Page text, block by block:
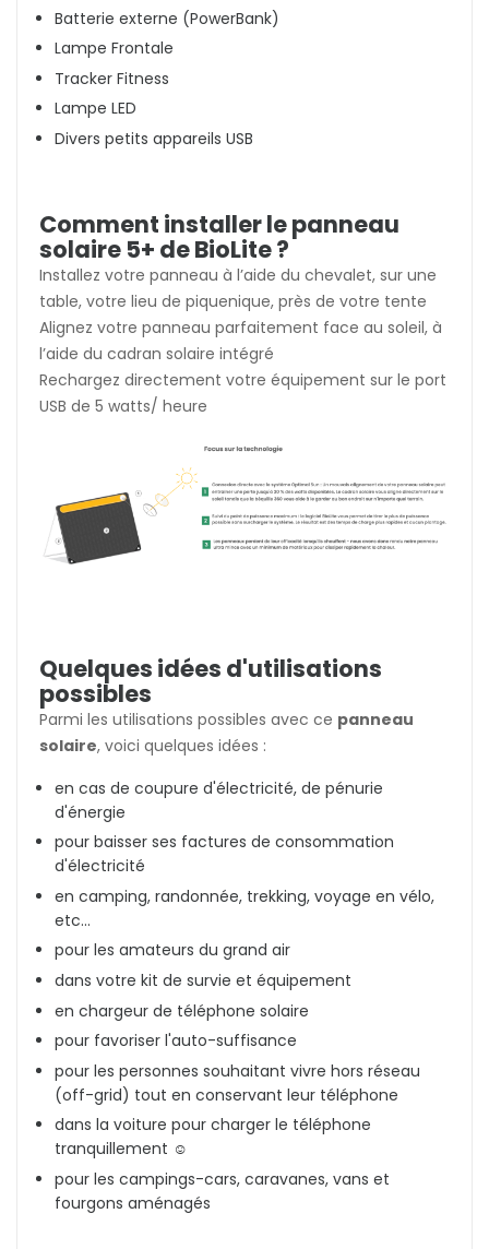
Batterie externe (PowerBank)
Lampe Frontale
Tracker Fitness
Lampe LED
Divers petits appareils USB
Comment installer le panneau
solaire 5+ de BioLite ?
Installez votre panneau à l’aide du chevalet, sur une
table, votre lieu de piquenique, près de votre tente
Alignez votre panneau parfaitement face au soleil, à
l’aide du cadran solaire intégré
Rechargez directement votre équipement sur le port
USB de 5 watts/ heure
Quelques idées d'utilisations
possibles
Parmi les utilisations possibles avec ce panneau
solaire, voici quelques idées :
en cas de coupure d'électricité, de pénurie
d'énergie
pour baisser ses factures de consommation
d'électricité
en camping, randonnée, trekking, voyage en vélo,
etc...
pour les amateurs du grand air
dans votre kit de survie et équipement
en chargeur de téléphone solaire
pour favoriser l'auto-suffisance
pour les personnes souhaitant vivre hors réseau
(off-grid) tout en conservant leur téléphone
dans la voiture pour charger le téléphone
tranquillement ☺️
pour les campings-cars, caravanes, vans et
fourgons aménagés